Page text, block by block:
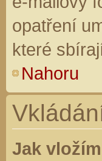
opatření
které
Nahoru
Jak